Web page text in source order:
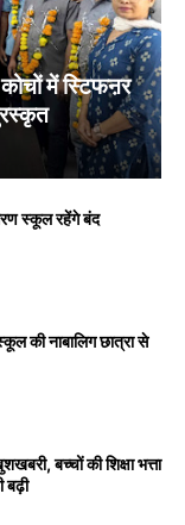
में स्टिफऩर
स्कूल रहेंगे बंद
की नाबालिग छात्रा से
बच्चों की शिक्षा भत्ता
बढ़ी